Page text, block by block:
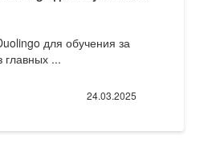
для обучения за
...
24.03.2025